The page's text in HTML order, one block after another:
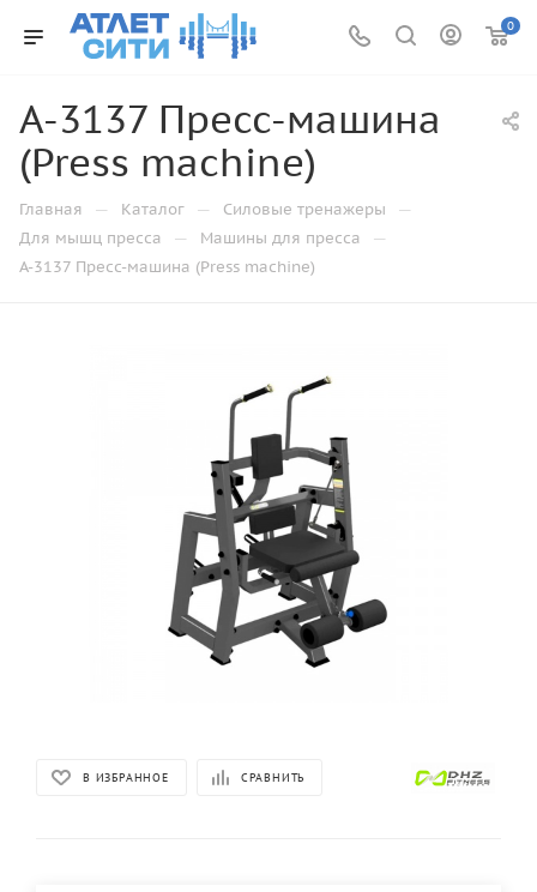
0
A-3137 Пресс-машина
(Press machine)
Главная — Каталог — Силовые тренажеры —
Для мышц пресса — Машины для пресса —
A-3137 Пресс-машина (Press machine)
В ИЗБРАННОЕ СРАВНИТЬ